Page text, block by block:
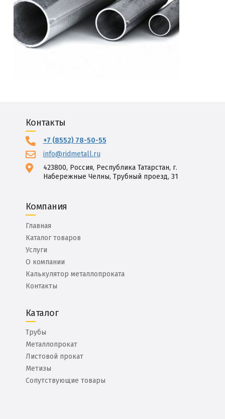
Контакты
+7 (8552) 78-50-55
info@ridmetall.ru
423800, Россия, Республика Татарстан, г.
Набережные Челны, Трубный проезд, 31
Компания
Главная
Каталог товаров
Услуги
О компании
Калькулятор металлопроката
Контакты
Каталог
Трубы
Металлопрокат
Листовой прокат
Метизы
Сопутствующие товары